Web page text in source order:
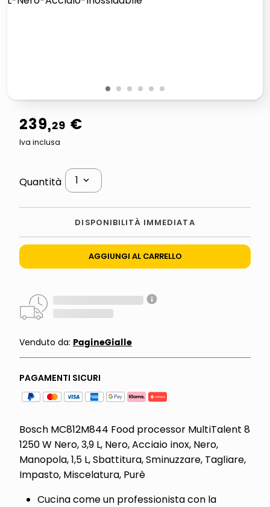
pattumiera raccolta differenziata
1 2 3 4 5 6
239,29 €
Iva inclusa
Quantità 1
DISPONIBILITÀ IMMEDIATA
AGGIUNGI AL CARRELLO
Venduto da: PagineGialle
PAGAMENTI SICURI
Bosch MC812M844 Food processor MultiTalent 8
1250 W Nero, 3,9 L, Nero, Acciaio inox, Nero,
Manopola, 1,5 L, Sbattitura, Sminuzzare, Tagliare,
Impasto, Miscelatura, Purè
Cucina come un professionista con la